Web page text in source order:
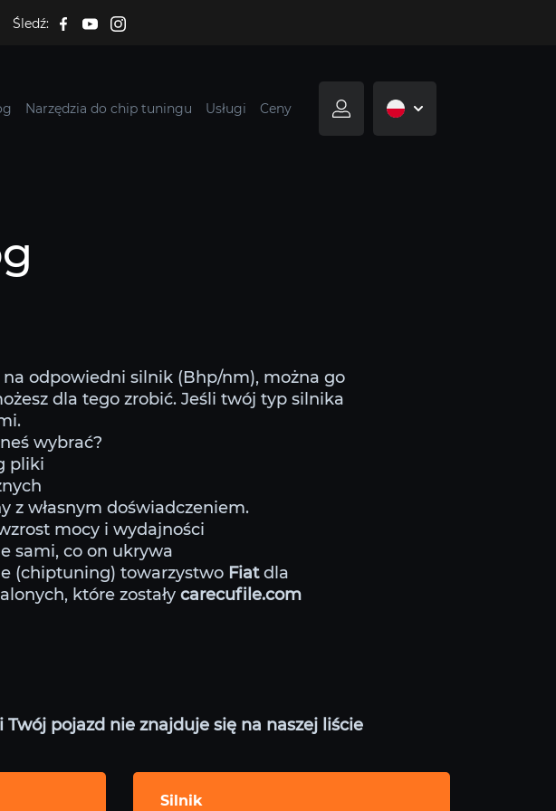
Śledź:
Narzędzia do chip tuningu Usługi Ceny
odpowiedni silnik (Bhp/nm), można go
dla tego zrobić. Jeśli twój typ silnika
wybrać?
pliki
z własnym doświadczeniem.
mocy i wydajności
sami, co on ukrywa
(chiptuning) towarzystwo Fiatdla
które zostały carecufile.com
pojazd nie znajduje się na naszej liście
Silnik